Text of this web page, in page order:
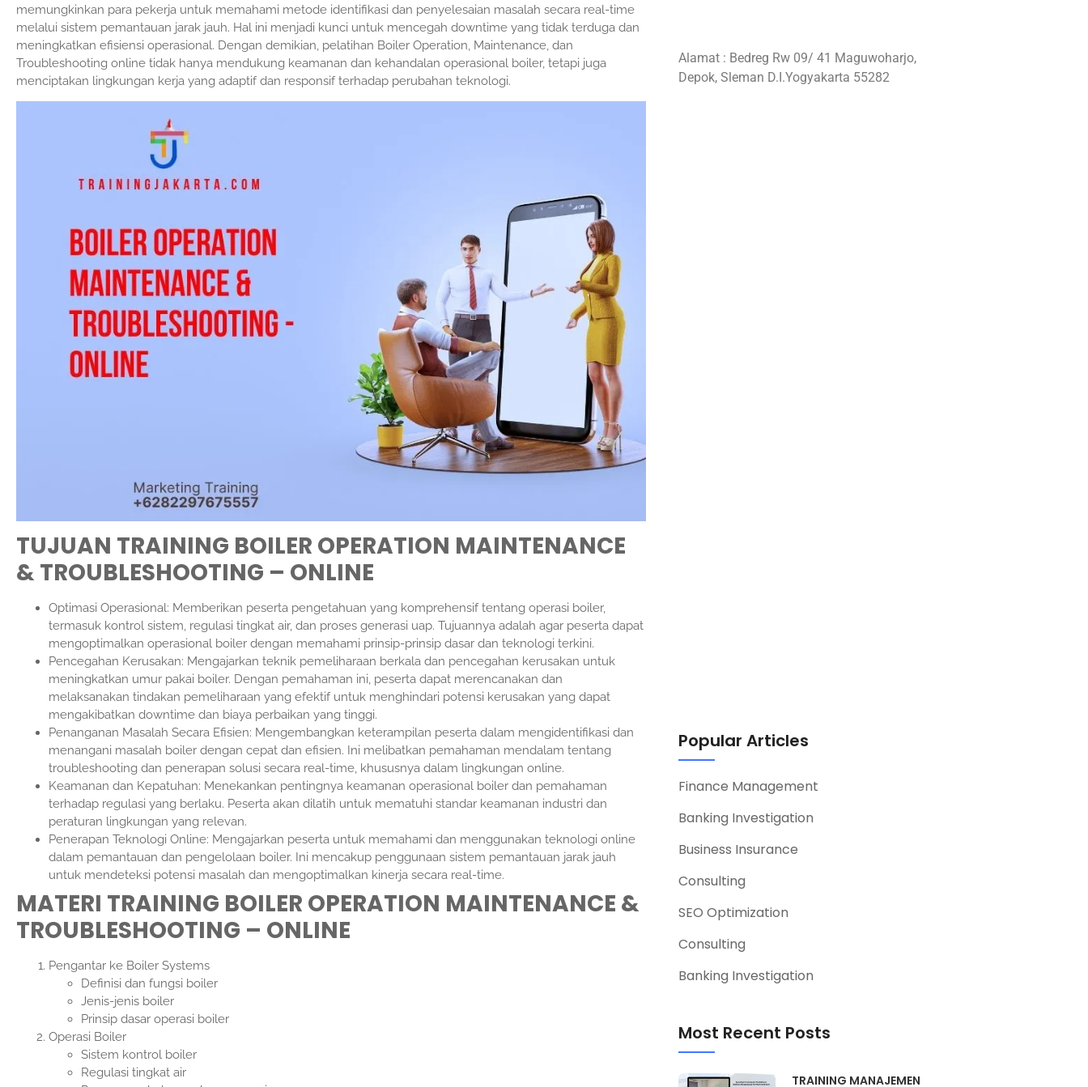
memungkinkan para pekerja untuk memahami metode identifikasi dan penyelesaian masalah secara real-time
melalui sistem pemantauan jarak jauh. Hal ini menjadi kunci untuk mencegah downtime yang tidak terduga dan
meningkatkan efisiensi operasional. Dengan demikian, pelatihan Boiler Operation, Maintenance, dan
Troubleshooting online tidak hanya mendukung keamanan dan kehandalan operasional boiler, tetapi juga
menciptakan lingkungan kerja yang adaptif dan responsif terhadap perubahan teknologi.
TUJUAN TRAINING BOILER OPERATION MAINTENANCE
& TROUBLESHOOTING – ONLINE
Optimasi Operasional: Memberikan peserta pengetahuan yang komprehensif tentang operasi boiler,
termasuk kontrol sistem, regulasi tingkat air, dan proses generasi uap. Tujuannya adalah agar peserta dapat
mengoptimalkan operasional boiler dengan memahami prinsip-prinsip dasar dan teknologi terkini.
Pencegahan Kerusakan: Mengajarkan teknik pemeliharaan berkala dan pencegahan kerusakan untuk
meningkatkan umur pakai boiler. Dengan pemahaman ini, peserta dapat merencanakan dan
melaksanakan tindakan pemeliharaan yang efektif untuk menghindari potensi kerusakan yang dapat
mengakibatkan downtime dan biaya perbaikan yang tinggi.
Penanganan Masalah Secara Efisien: Mengembangkan keterampilan peserta dalam mengidentifikasi dan
menangani masalah boiler dengan cepat dan efisien. Ini melibatkan pemahaman mendalam tentang
troubleshooting dan penerapan solusi secara real-time, khususnya dalam lingkungan online.
Keamanan dan Kepatuhan: Menekankan pentingnya keamanan operasional boiler dan pemahaman
terhadap regulasi yang berlaku. Peserta akan dilatih untuk mematuhi standar keamanan industri dan
peraturan lingkungan yang relevan.
Penerapan Teknologi Online: Mengajarkan peserta untuk memahami dan menggunakan teknologi online
dalam pemantauan dan pengelolaan boiler. Ini mencakup penggunaan sistem pemantauan jarak jauh
untuk mendeteksi potensi masalah dan mengoptimalkan kinerja secara real-time.
MATERI TRAINING BOILER OPERATION MAINTENANCE &
TROUBLESHOOTING – ONLINE
Pengantar ke Boiler Systems
Definisi dan fungsi boiler
Jenis-jenis boiler
Prinsip dasar operasi boiler
Operasi Boiler
Sistem kontrol boiler
Regulasi tingkat air
Alamat : Bedreg Rw 09/ 41 Maguwoharjo,
Depok, Sleman D.I.Yogyakarta 55282
Popular Articles
Finance Management
Banking Investigation
Business Insurance
Consulting
SEO Optimization
Consulting
Banking Investigation
Most Recent Posts
TRAINING MANAJEMEN